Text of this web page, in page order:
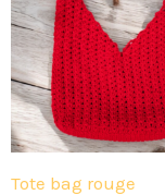
Tote bag rouge